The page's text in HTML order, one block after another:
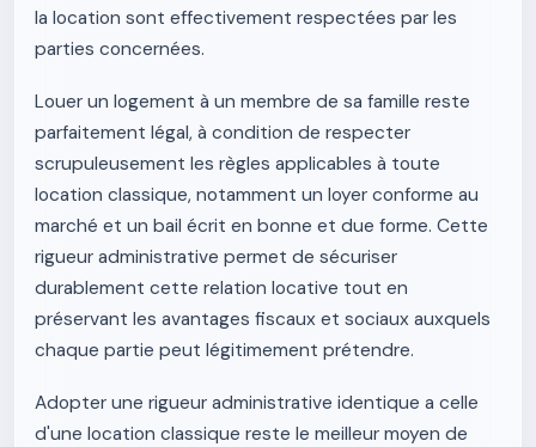
la location sont effectivement respectées par les
parties concernées.
Louer un logement à un membre de sa famille reste
parfaitement légal, à condition de respecter
scrupuleusement les règles applicables à toute
location classique, notamment un loyer conforme au
marché et un bail écrit en bonne et due forme. Cette
rigueur administrative permet de sécuriser
durablement cette relation locative tout en
préservant les avantages fiscaux et sociaux auxquels
chaque partie peut légitimement prétendre.
Adopter une rigueur administrative identique a celle
d'une location classique reste le meilleur moyen de